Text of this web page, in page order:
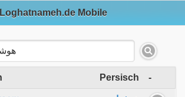
Loghatnameh.de Mobile
Persisch -